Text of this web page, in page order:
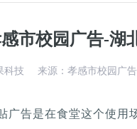
市校园广告-湖
科技 来源：孝感市校园广
广告是在食堂这个使用